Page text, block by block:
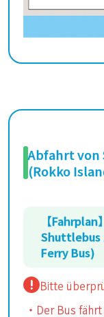
Abfahrt von
(Rokko
【
Shuttlebus
Ferry Bus)
Bitte
・Der Bus